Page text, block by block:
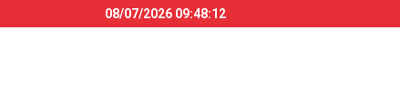
to
08/07/2026 09:48:12